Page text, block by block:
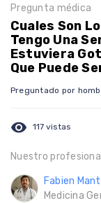
Pregunta médica
Cuales Son
Tengo Una
Estuviera
Que Puede
Preguntado por
visibility 117 vistas
Nuestro
Fabien
Medicina